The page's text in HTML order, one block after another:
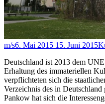
m/s6. Mai 2015 15. Juni 2015
Deutschland ist 2013 dem
Erhaltung des immateriellen
verpflichteten sich die
Verzeichnis des in
Pankow hat sich die